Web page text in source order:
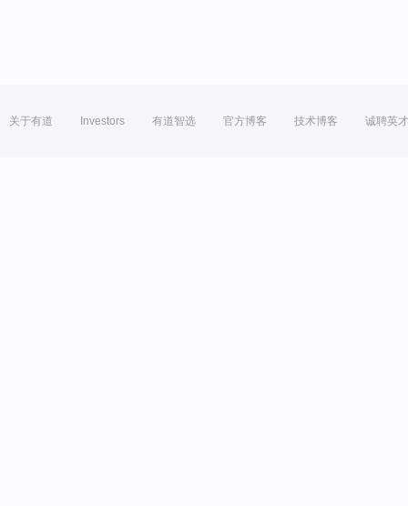
关于有道 Investors 有道智选 官方博客 技术博客 诚聘英才